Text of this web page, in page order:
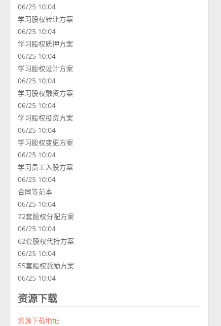
06/25 10:04
学习股权转让方案
06/25 10:04
学习股权质押方案
06/25 10:04
学习股权设计方案
06/25 10:04
学习股权融资方案
06/25 10:04
学习股权投资方案
06/25 10:04
学习股权变更方案
06/25 10:04
学习员工入股方案
06/25 10:04
合同等范本
06/25 10:04
72套股权分配方案
06/25 10:04
62套股权代持方案
06/25 10:04
55套股权激励方案
06/25 10:04
资源下载
资源下载地址